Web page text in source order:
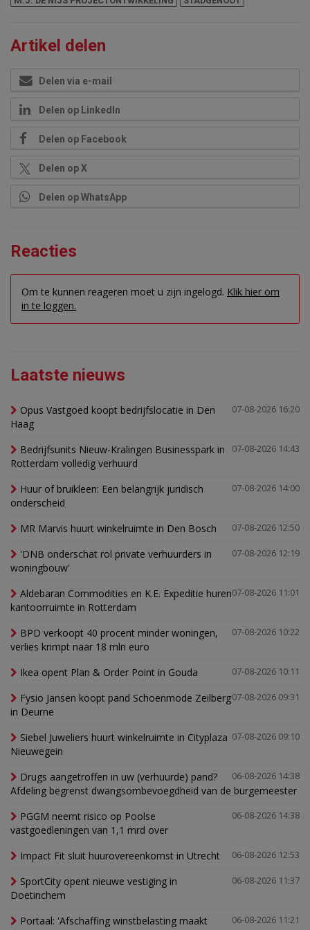
Artikel delen
Delen via e-mail
Delen op LinkedIn
Delen op Facebook
Delen op X
Delen op WhatsApp
Reacties
Om te kunnen reageren moet u zijn ingelogd. Klik hier om
in te loggen.
Laatste nieuws
07-08-2026 16:20
Opus Vastgoed koopt bedrijfslocatie in Den
Haag
07-08-2026 14:43
Bedrijfsunits Nieuw-Kralingen Businesspark in
Rotterdam volledig verhuurd
07-08-2026 14:00
Huur of bruikleen: Een belangrijk juridisch
onderscheid
07-08-2026 12:50
MR Marvis huurt winkelruimte in Den Bosch
07-08-2026 12:19
'DNB onderschat rol private verhuurders in
woningbouw'
07-08-2026 11:01
Aldebaran Commodities en K.E. Expeditie huren
kantoorruimte in Rotterdam
07-08-2026 10:22
BPD verkoopt 40 procent minder woningen,
verlies krimpt naar 18 mln euro
07-08-2026 10:11
Ikea opent Plan & Order Point in Gouda
07-08-2026 09:31
Fysio Jansen koopt pand Schoenmode Zeilberg
in Deurne
07-08-2026 09:10
Siebel Juweliers huurt winkelruimte in Cityplaza
Nieuwegein
06-08-2026 14:38
Drugs aangetroffen in uw (verhuurde) pand?
Afdeling begrenst dwangsombevoegdheid van de burgemeester
06-08-2026 14:38
PGGM neemt risico op Poolse
vastgoedleningen van 1,1 mrd over
06-08-2026 12:53
Impact Fit sluit huurovereenkomst in Utrecht
06-08-2026 11:37
SportCity opent nieuwe vestiging in
Doetinchem
06-08-2026 11:21
Portaal: 'Afschaffing winstbelasting maakt